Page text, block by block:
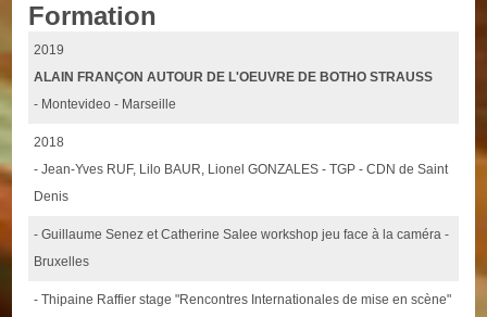
Formation
2019
ALAIN FRANÇON AUTOUR DE L'OEUVRE DE BOTHO STRAUSS
- Montevideo - Marseille
2018
- Jean-Yves RUF, Lilo BAUR, Lionel GONZALES - TGP - CDN de Saint
Denis
- Guillaume Senez et Catherine Salee workshop jeu face à la caméra -
Bruxelles
- Thipaine Raffier stage "Rencontres Internationales de mise en scène"